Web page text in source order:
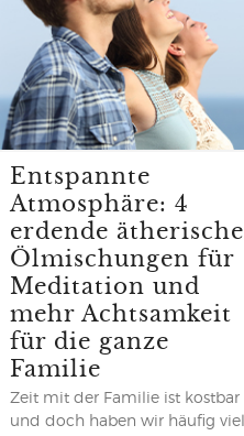
Entspannte
Atmosphäre: 4
erdende ätherische
Ölmischungen für
Meditation und
mehr Achtsamkeit
für die ganze
Familie
Zeit mit der Familie ist kostbar
und doch haben wir häufig viel